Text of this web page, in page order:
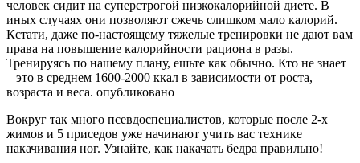
человек сидит на суперстрогой низкокалорийной диете. В
иных случаях они позволяют сжечь слишком мало калорий.
Кстати, даже по-настоящему тяжелые тренировки не дают вам
права на повышение калорийности рациона в разы.
Тренируясь по нашему плану, ешьте как обычно. Кто не знает
– это в среднем 1600-2000 ккал в зависимости от роста,
возраста и веса. опубликовано
Вокруг так много псевдоспециалистов, которые после 2-х
жимов и 5 приседов уже начинают учить вас технике
накачивания ног. Узнайте, как накачать бедра правильно!